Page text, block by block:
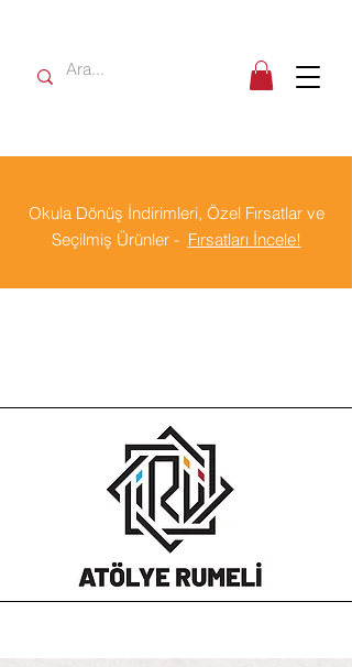
Okula Dönüş İndirimleri, Özel Fırsatlar ve
Seçilmiş Ürünler - Fırsatları İncele!